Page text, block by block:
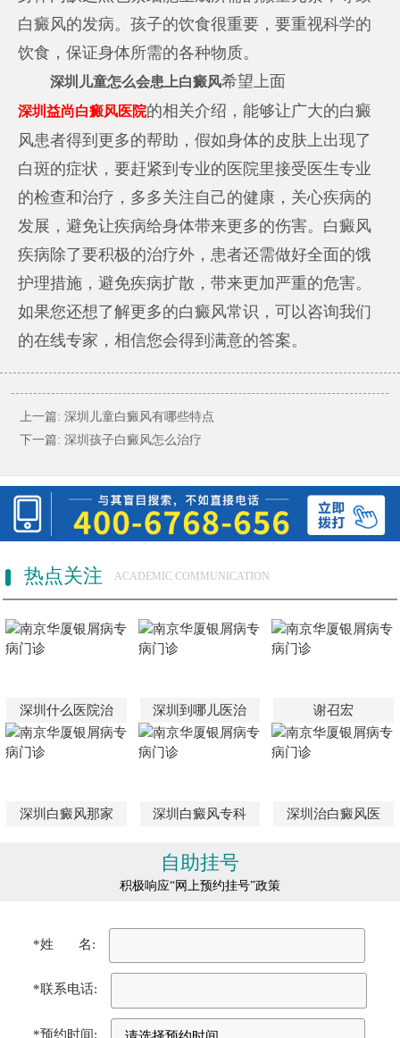
白癜风的发病。孩子的饮食很重要，要重视科学的
饮食，保证身体所需的各种物质。
深圳儿童怎么会患上白癜风希望上面
深圳益尚白癜风医院的相关介绍，能够让广大的白癜
风患者得到更多的帮助，假如身体的皮肤上出现了
白斑的症状，要赶紧到专业的医院里接受医生专业
的检查和治疗，多多关注自己的健康，关心疾病的
发展，避免让疾病给身体带来更多的伤害。白癜风
疾病除了要积极的治疗外，患者还需做好全面的饿
护理措施，避免疾病扩散，带来更加严重的危害。
如果您还想了解更多的白癜风常识，可以咨询我们
的在线专家，相信您会得到满意的答案。
上一篇: 深圳儿童白癜风有哪些特点
下一篇: 深圳孩子白癜风怎么治疗
热点关注 ACADEMIC COMMUNICATION
深圳什么医院治 深圳到哪儿医治 谢召宏
深圳白癜风那家 深圳白癜风专科 深圳治白癜风医
自助挂号
积极响应“网上预约挂号”政策
*姓 名:
*联系电话:
*预约时间: